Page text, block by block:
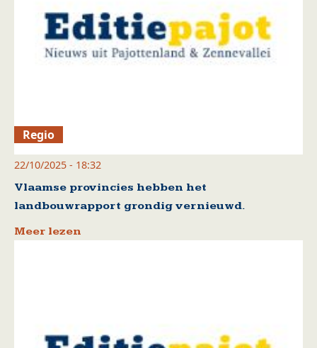
Regio
22/10/2025 - 18:32
Vlaamse provincies hebben het
landbouwrapport grondig vernieuwd.
Meer lezen